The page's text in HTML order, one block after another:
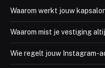
Waarom werkt jouw
Waarom mist je vestiging
Wie regelt jouw Instagram-